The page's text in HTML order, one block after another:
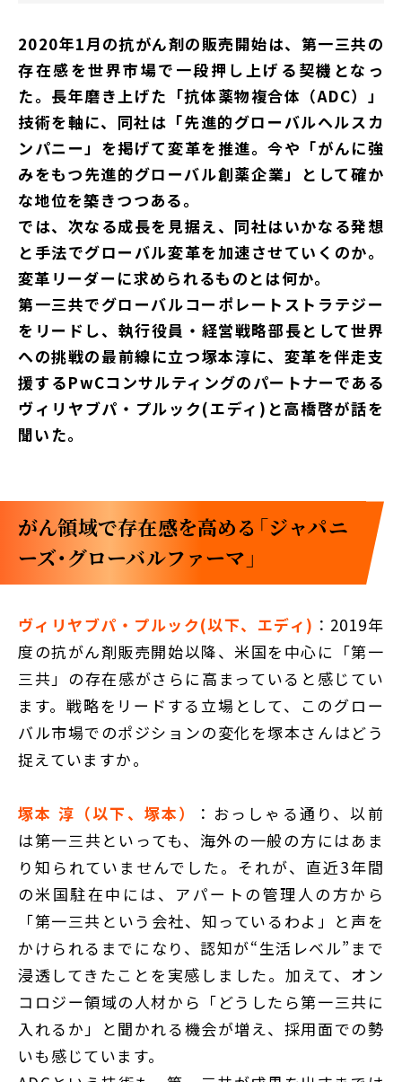
2020年1月の抗がん剤の販売開始は、第一三共の
存在感を世界市場で一段押し上げる契機となっ
た。長年磨き上げた「抗体薬物複合体（ADC）」
技術を軸に、同社は「先進的グローバルヘルスカ
ンパニー」を掲げて変革を推進。今や「がんに強
みをもつ先進的グローバル創薬企業」として確か
な地位を築きつつある。
では、次なる成長を見据え、同社はいかなる発想
と手法でグローバル変革を加速させていくのか。
変革リーダーに求められるものとは何か。
第一三共でグローバルコーポレートストラテジー
をリードし、執行役員・経営戦略部長として世界
への挑戦の最前線に立つ塚本淳に、変革を伴走支
援するPwCコンサルティングのパートナーである
ヴィリヤブパ・プルック(エディ)と高橋啓が話を
聞いた。
がん領域で存在感を高める「ジャパニ
ーズ・グローバルファーマ」
ヴィリヤブパ・プルック(以下、エディ) ：2019年
度の抗がん剤販売開始以降、米国を中心に「第一
三共」の存在感がさらに高まっていると感じてい
ます。戦略をリードする立場として、このグロー
バル市場でのポジションの変化を塚本さんはどう
捉えていますか。
塚本 淳（以下、塚本）
：おっしゃる通り、以前
は第一三共といっても、海外の一般の方にはあま
り知られていませんでした。それが、直近3年間
の米国駐在中には、アパートの管理人の方から
「第一三共という会社、知っているわよ」と声を
かけられるまでになり、認知が“生活レベル”まで
浸透してきたことを実感しました。加えて、オン
コロジー領域の人材から「どうしたら第一三共に
入れるか」と聞かれる機会が増え、採用面での勢
いも感じています。